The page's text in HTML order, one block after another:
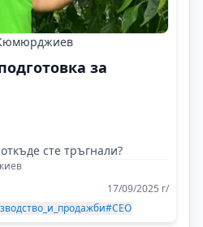
за
сте тръгнали?
17/09/2025 г/
#CEO